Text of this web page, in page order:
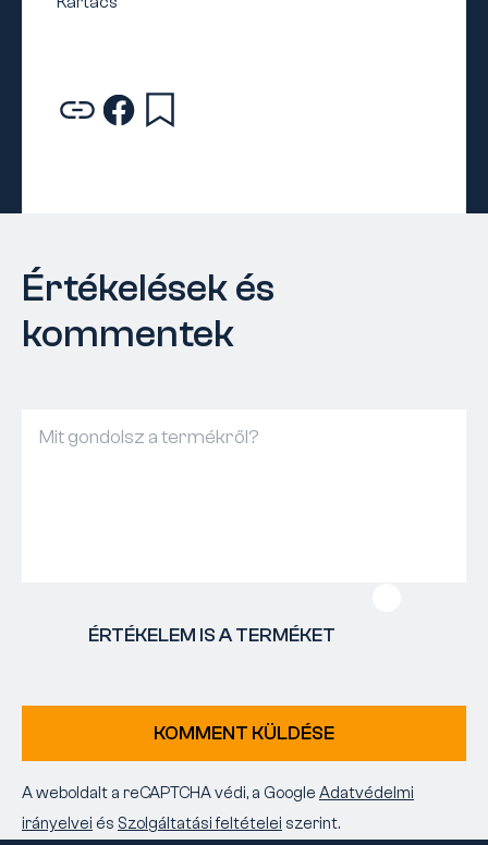
Értékelések és
kommentek
ÉRTÉKELEM IS A TERMÉKET
KOMMENT KÜLDÉSE
A weboldalt a reCAPTCHA védi, a Google Adatvédelmi
irányelvei és Szolgáltatási feltételei szerint.